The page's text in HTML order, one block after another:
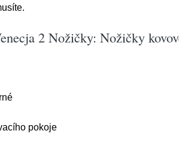
2 Nožičky: Nožičky
pokoje